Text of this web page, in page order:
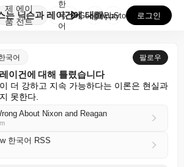
제
품
에이
전트
JD 밴스는 닉슨과 레이건에 대해 틀렸습니다
한
국
어
GooglePlay
AppStore 로그인
국어 팔로우
이건에 대해 틀렸습니다
더 강하고 지속 가능하다는 이론은 현실과
못한다.
About Nixon and Reagan
한국어 RSS